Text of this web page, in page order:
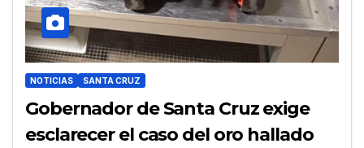
NOTICIAS SANTA CRUZ
Gobernador de Santa Cruz exige
esclarecer el caso del oro hallado